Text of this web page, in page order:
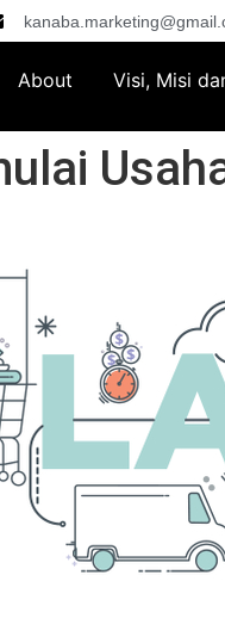
About Visi, Misi